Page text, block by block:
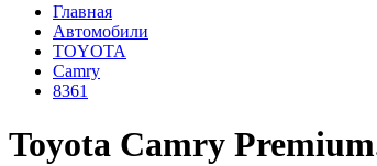
Главная
Автомобили
TOYOTA
Camry
8361
Toyota Camry